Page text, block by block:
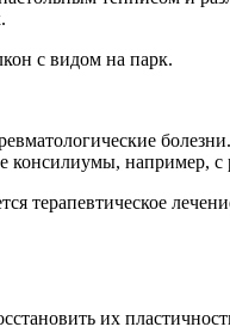
с видом на парк.
консилиумы, например,
терапевтическое
их